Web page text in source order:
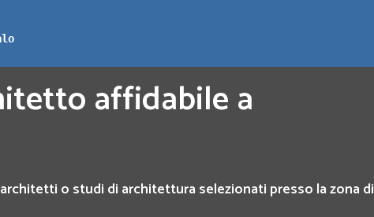
affidabile a
o studi di architettura selezionati presso la zona di